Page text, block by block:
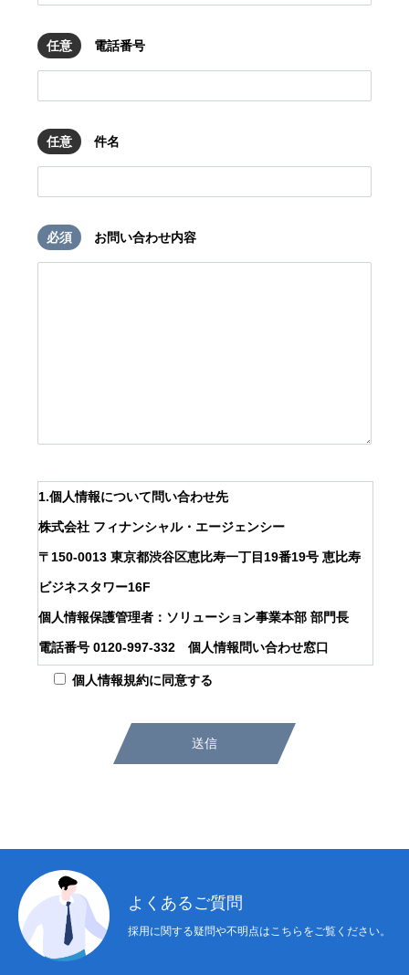
会社を知る
仕事を知る
採用を知る
求人情報
任意 電話番号
任意 件名
必須 お問い合わせ内容
1.個人情報について問い合わせ先
株式会社 フィナンシャル・エージェンシー
〒150-0013 東京都渋谷区恵比寿一丁目19番19号 恵比寿
ビジネスタワー16F
個人情報保護管理者：ソリューション事業本部 部門長
電話番号 0120-997-332 個人情報問い合わせ窓口
※土日祝祭日及び年末年始を除きます。
お預かりする個人情報は、採用活動、お問い合わせに対す
る調査・回答、及び連絡に利用いたします。
4.個人情報の取扱いの委託について
お預かりする個人情報の取扱いの全部又は一部を委託する
ことはありません。
個人情報規約に同意する
よくあるご質問
採用に関する疑問や不明点はこちらをご覧ください。